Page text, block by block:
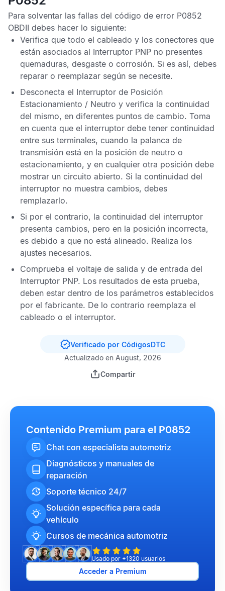
Para solventar las fallas del código de error P0852
OBDII debes hacer lo siguiente:
Verifica que todo el cableado y los conectores que
están asociados al Interruptor PNP no presentes
quemaduras, desgaste o corrosión. Si es así, debes
reparar o reemplazar según se necesite.
Desconecta el Interruptor de Posición
Estacionamiento / Neutro y verifica la continuidad
del mismo, en diferentes puntos de cambio. Toma
en cuenta que el interruptor debe tener continuidad
entre sus terminales, cuando la palanca de
transmisión está en la posición de neutro o
estacionamiento, y en cualquier otra posición debe
mostrar un circuito abierto. Si la continuidad del
interruptor no muestra cambios, debes
remplazarlo.
Si por el contrario, la continuidad del interruptor
presenta cambios, pero en la posición incorrecta,
es debido a que no está alineado. Realiza los
ajustes necesarios.
Comprueba el voltaje de salida y de entrada del
Interruptor PNP. Los resultados de esta prueba,
deben estar dentro de los parámetros establecidos
por el fabricante. De lo contrario reemplaza el
cableado o el interruptor.
Verificado por CódigosDTC
Actualizado en August, 2026
Compartir
Contenido Premium para el P0852
Chat con especialista automotriz
Diagnósticos y manuales de
reparación
Soporte técnico 24/7
Solución específica para cada
vehículo
Cursos de mecánica automotriz
Usado por +1320 usuarios
Acceder a Premium